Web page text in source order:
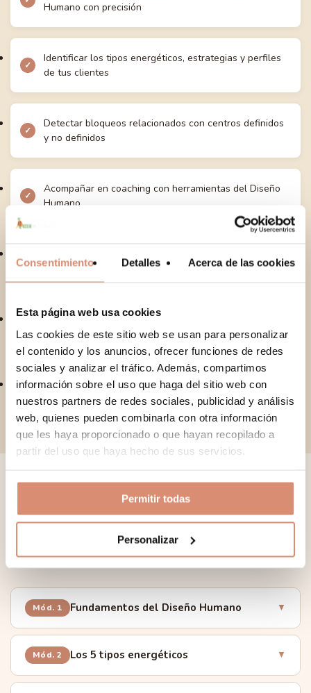
Consentimiento Detalles Acerca de las cookies
Esta página web usa cookies
Las cookies de este sitio web se usan para personalizar
el contenido y los anuncios, ofrecer funciones de redes
sociales y analizar el tráfico. Además, compartimos
información sobre el uso que haga del sitio web con
nuestros partners de redes sociales, publicidad y análisis
web, quienes pueden combinarla con otra información
que les haya proporcionado o que hayan recopilado a
partir del uso que haya hecho de sus servicios.
Permitir todas
Personalizar
No hay productos en el carrito.
Go To Shop
Humano con precisión
Identificar los tipos energéticos, estrategias y perfiles
de tus clientes
Detectar bloqueos relacionados con centros definidos
y no definidos
Acompañar en coaching con herramientas del Diseño
Humano
éticamente sólidas
Favorecer el alineamiento, la autoestima y la toma de
decisiones auténtica
Integrar el Diseño Humano en tu práctica de
acompañamiento actual o futura
Programa de la formación
11 módulos progresivos, más de 55 capítulos, estudios de
Mód. 1 Fundamentos del Diseño Humano ▼
Introducción al Diseño Humano: orígenes e influencias
Propósito del Diseño Humano: vivir en alineación con la
Mód. 2 Los 5 tipos energéticos ▼